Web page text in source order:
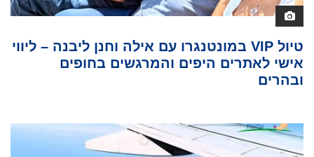
טיול VIP במונטנגרו עם אילה וחנן ליבנה – ליווי
אישי לאתרים היפים והמרגשים בחופים
ובהרים